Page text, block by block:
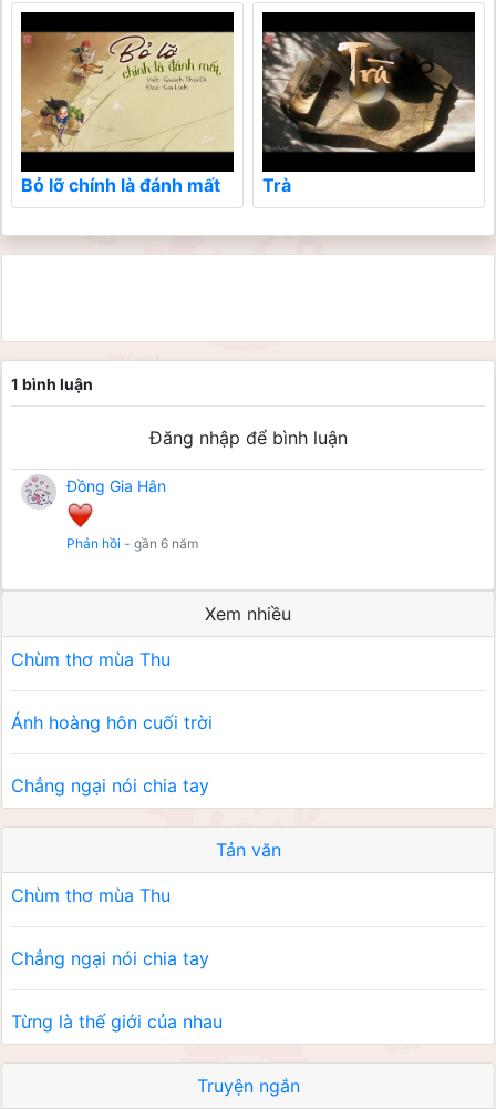
Bỏ lỡ chính là đánh mất Trà
1 bình luận
Đăng nhập để bình luận
Đồng Gia Hân
Phản hồi - gần 6 năm
Xem nhiều
Chùm thơ mùa Thu
Ánh hoàng hôn cuối trời
Chẳng ngại nói chia tay
Tản văn
Chùm thơ mùa Thu
Chẳng ngại nói chia tay
Từng là thế giới của nhau
Truyện ngắn